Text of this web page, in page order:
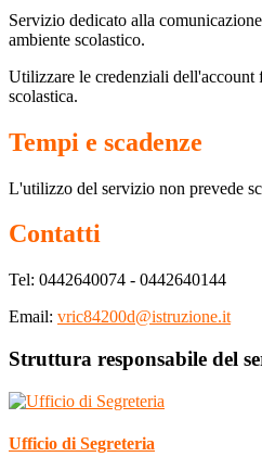
Servizio dedicato alla
ambiente scolastico.
Utilizzare le credenziali dell'account
scolastica.
Tempi e scadenze
L'utilizzo del servizio non prevede
Contatti
Tel: 0442640074 - 0442640144
Email: vric84200d@istruzione.it
Struttura responsabile del
Ufficio di Segreteria